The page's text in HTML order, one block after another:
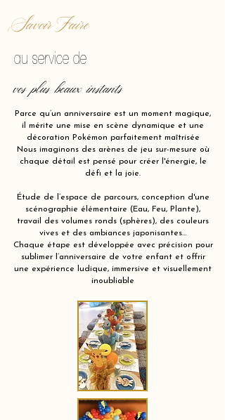
Savoir Faire
au service de
vos plus beaux instants
Parce qu’un anniversaire est un moment magique,
il mérite une mise en scène dynamique et une
décoration Pokémon parfaitement maîtrisée
Nous imaginons des arènes de jeu sur-mesure où
chaque détail est pensé pour créer l'énergie, le
défi et la joie.
Étude de l’espace de parcours, conception d'une
scénographie élémentaire (Eau, Feu, Plante),
travail des volumes ronds (sphères), des couleurs
vives et des ambiances japonisantes…
Chaque étape est développée avec précision pour
sublimer l’anniversaire de votre enfant et offrir
une expérience ludique, immersive et visuellement
inoubliable